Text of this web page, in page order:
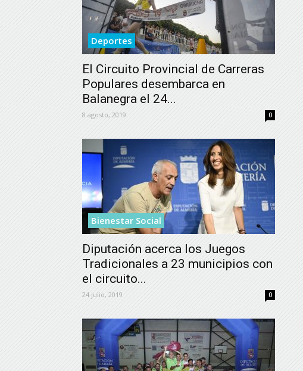
Deportes
El Circuito Provincial de Carreras
Populares desembarca en
Balanegra el 24...
8 agosto, 2019 0
Bienestar Social
Diputación acerca los Juegos
Tradicionales a 23 municipios con
el circuito...
24 julio, 2019 0